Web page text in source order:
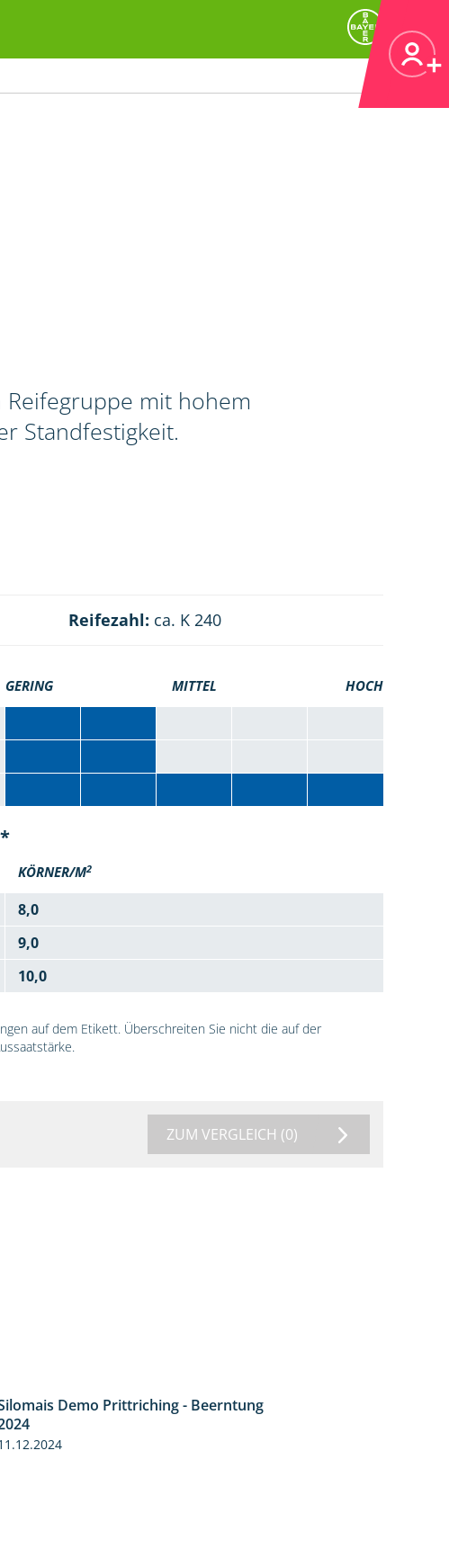
mit hohem
Standfestigkeit.
Reifezahl: ca. K 240
GERING MITTEL HOCH
KÖRNER/M2
8,0
9,0
10,0
auf dem Etikett. Überschreiten Sie nicht die auf der
ZUM VERGLEICH (0)
Demo Prittriching - Beerntung